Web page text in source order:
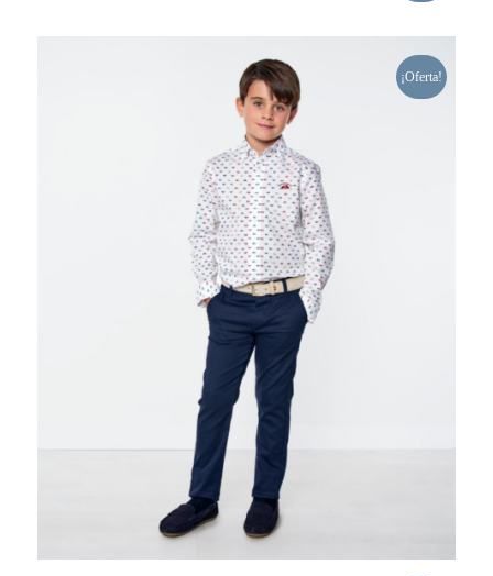
era:
129,90 €.
es:
99,00 €.
¡Oferta!